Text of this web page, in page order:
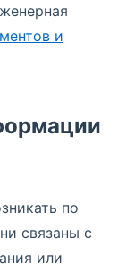
и
по
связаны с
или